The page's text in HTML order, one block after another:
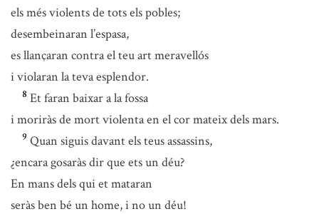
els més violents de tots els pobles;
desembeinaran l’espasa,
es llançaran contra el teu art meravellós
i violaran la teva esplendor.
8 Et faran baixar a la fossa
i moriràs de mort violenta en el cor mateix dels mars.
9 Quan siguis davant els teus assassins,
¿encara gosaràs dir que ets un déu?
En mans dels qui et mataran
seràs ben bé un home, i no un déu!